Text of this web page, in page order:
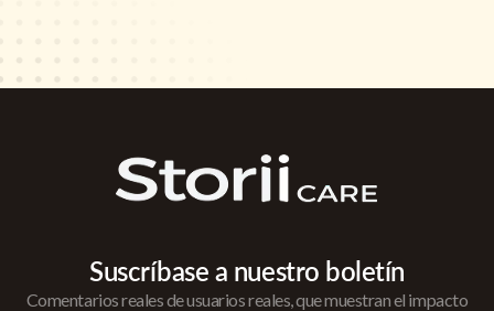
Suscríbase a nuestro boletín
Comentarios reales de usuarios reales, que muestran el impacto